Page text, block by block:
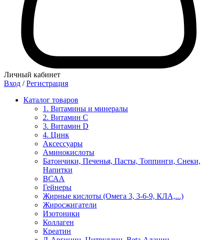
Личный кабинет
Вход / Регистрация
Каталог товаров
1. Витамины и минералы
2. Витамин С
3. Витамин D
4. Цинк
Аксессуары
Аминокислоты
Батончики, Печенья, Пасты, Топпинги, Снеки,
Напитки
ВСАА
Гейнеры
Жирные кислоты (Омега 3, 3-6-9, КЛА,...)
Жиросжигатели
Изотоники
Коллаген
Креатин